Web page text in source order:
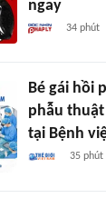
ngay
34 phút
Bé gái hồi
phẫu
tại Bệnh
35 phút